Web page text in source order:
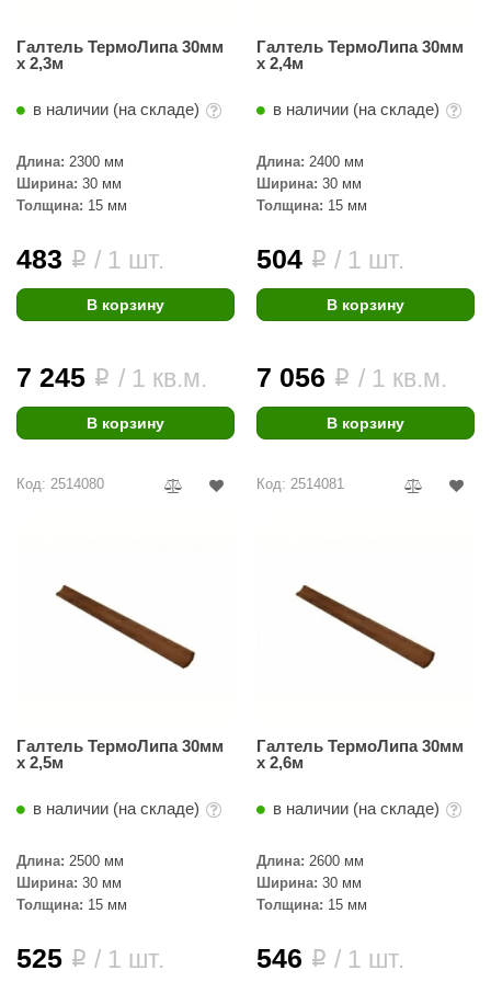
Галтель ТермоЛипа 30мм
х 2,3м
в наличии (на складе)
Длина: 2300 мм
Ширина: 30 мм
Толщина: 15 мм
483 i / 1 шт.
В корзину
7 245 i / 1 кв.м.
В корзину
Галтель ТермоЛипа 30мм
х 2,4м
в наличии (на складе)
Длина: 2400 мм
Ширина: 30 мм
Толщина: 15 мм
504 i / 1 шт.
В корзину
7 056 i / 1 кв.м.
В корзину
Код: 2514080
Галтель ТермоЛипа 30мм
х 2,5м
в наличии (на складе)
Длина: 2500 мм
Ширина: 30 мм
Толщина: 15 мм
525 i / 1 шт.
Код: 2514081
Галтель ТермоЛипа 30мм
х 2,6м
в наличии (на складе)
Длина: 2600 мм
Ширина: 30 мм
Толщина: 15 мм
546 i / 1 шт.